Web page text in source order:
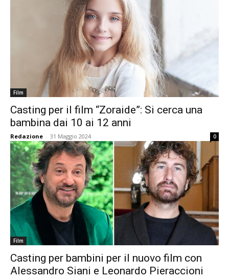
Film
Casting per il film “Zoraide”: Si cerca una
bambina dai 10 ai 12 anni
Redazione - 31 Maggio 2024 0
Film
Casting per bambini per il nuovo film con
Alessandro Siani e Leonardo Pieraccioni